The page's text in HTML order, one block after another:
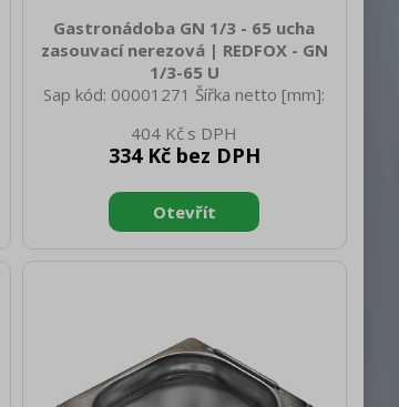
Gastronádoba GN 1/3 - 65 ucha
zasouvací nerezová | REDFOX - GN
1/3-65 U
Sap kód: 00001271 Šířka netto [mm]:
netto [mm]: 65 Hmotnost netto [kg]:
0.60 Šířka brutto [mm]: 550 Hloubka
300 Hmotnost brutto [kg]: 0.70
Materiál: AISI 304 Vnější barva zařízení:
Nerezové Hloubka GN zařízení [mm]:
404 Kč
334 Kč bez DPH